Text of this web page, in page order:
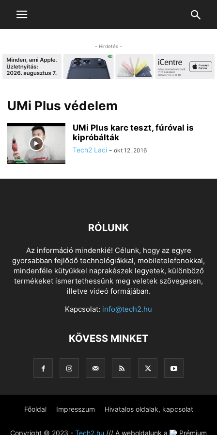
- Hirdetés -
UMi Plus védelem
UMi Plus karc teszt, fúróval is
kipróbálták
Tech2 Laci - okt 12, 2016
RÓLUNK
Az információ mindenkié! Célunk, hogy az egyre
gyorsabban fejlődő technológiákkal, mobiletelefonokkal,
mindenféle kütyükkel naprakészek legyetek, különböző
termékeket ismertethessünk meg veletek szövegesen,
illetve videó formájában.
Kapcsolat: info@tech2.hu
KÖVESS MINKET
Főoldal Impresszum Hivatalos oldalak, kapcsolat
Copyright © 2023 - Tech2.hu /// A weboldalunk a Prémium